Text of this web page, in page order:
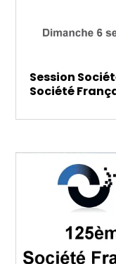
Session
Société